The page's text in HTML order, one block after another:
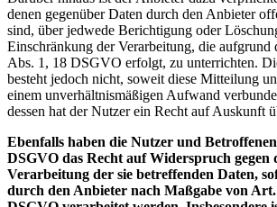
denen gegenüber Daten durch den Anbieter
sind, über jedwede Berichtigung oder
Einschränkung der Verarbeitung, die
Abs. 1, 18 DSGVO erfolgt, zu unterrichten.
besteht jedoch nicht, soweit diese Mitteilung
einem unverhältnismäßigen Aufwand
dessen hat der Nutzer ein Recht auf Auskunft
Ebenfalls haben die Nutzer und
DSGVO das Recht auf Widerspruch gegen
Verarbeitung der sie betreffenden Daten,
durch den Anbieter nach Maßgabe von